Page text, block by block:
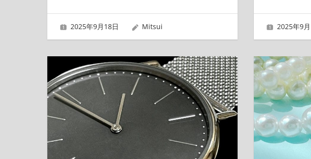
2025年9月18日 Mitsui 2025年9